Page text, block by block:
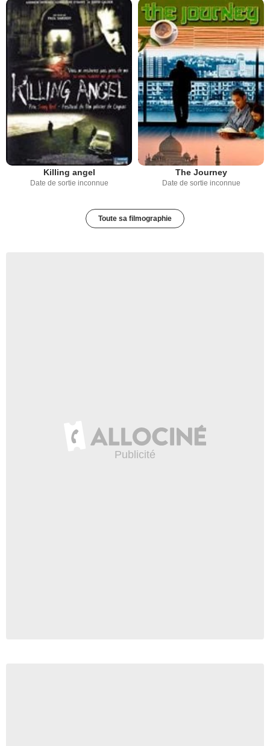
Killing angel
Date de sortie inconnue
The Journey
Date de sortie inconnue
Toute sa filmographie